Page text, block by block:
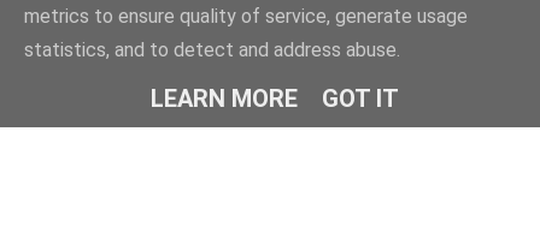
Använder Blogger
metrics to ensure quality of service, generate usage
statistics, and to detect and address abuse.
LEARN MORE GOT IT